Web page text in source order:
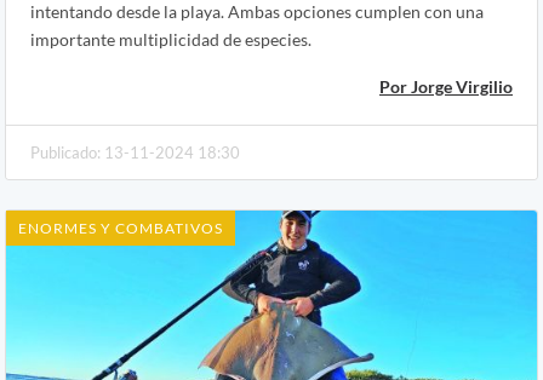
intentando desde la playa. Ambas opciones cumplen con una
importante multiplicidad de especies.
Por Jorge Virgilio
Publicado: 13-11-2024 18:30
ENORMES Y COMBATIVOS